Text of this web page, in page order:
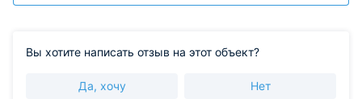
Вы хотите написать отзыв на этот объект?
Да, хочу Нет